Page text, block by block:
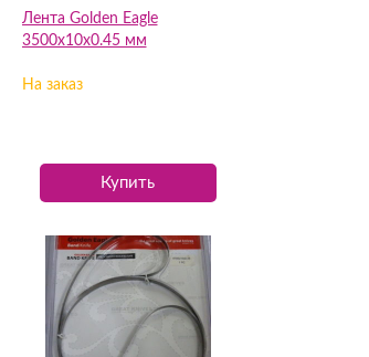
Лента Golden Eagle
3500х10х0.45 мм
На заказ
Купить